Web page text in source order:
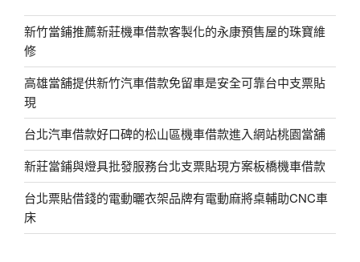
新竹當鋪推薦新莊機車借款客製化的永康預售屋的珠寶維
修
高雄當舖提供新竹汽車借款免留車是安全可靠台中支票貼
現
台北汽車借款好口碑的松山區機車借款進入網站桃園當舖
新莊當鋪與燈具批發服務台北支票貼現方案板橋機車借款
台北票貼借錢的電動曬衣架品牌有電動麻將桌輔助CNC車
床